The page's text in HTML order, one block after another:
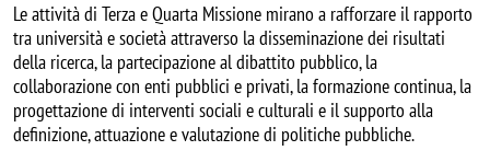
Le attività di Terza e Quarta Missione mirano a rafforzare il rapporto
tra università e società attraverso la disseminazione dei risultati
della ricerca, la partecipazione al dibattito pubblico, la
collaborazione con enti pubblici e privati, la formazione continua, la
progettazione di interventi sociali e culturali e il supporto alla
definizione, attuazione e valutazione di politiche pubbliche.